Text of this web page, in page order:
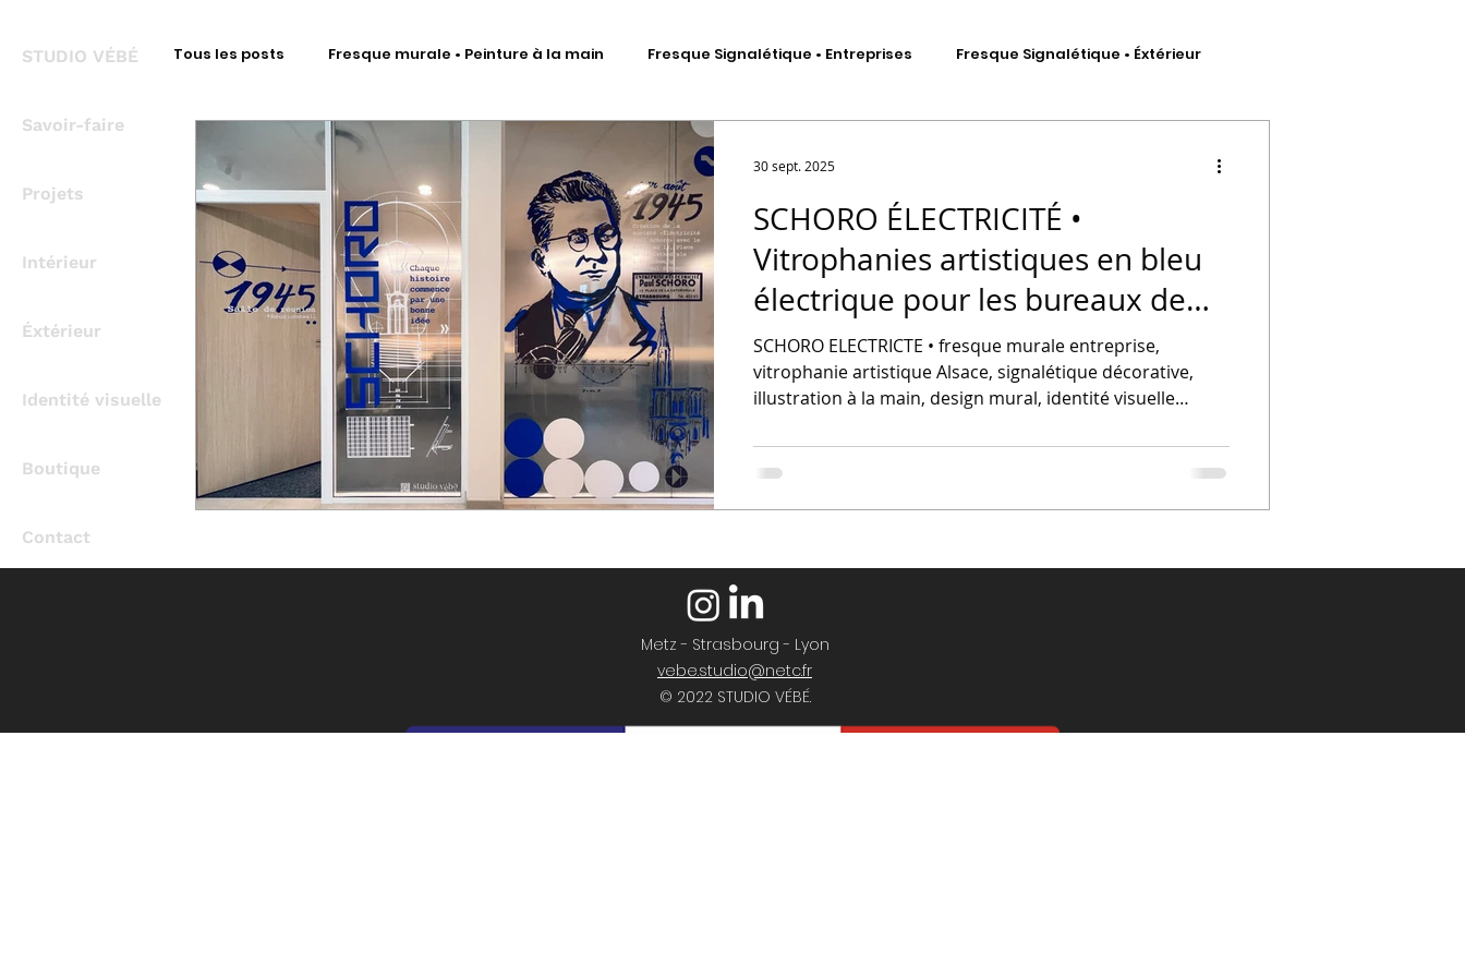
STUDIO VÉBÉ
Savoir-faire
Projets
Intérieur
Éxtérieur
Identité visuelle
Boutique
Contact
Tous les posts Fresque murale • Peinture à la main Fresque Signalétique • Entreprises Fresque Signalétique • Éxtérieur
Fresque Signalétique • Intérieur
Fresque Signalétique • Covering Fresque Signalétique • Sculptures DA • Identité visuelle
Fresque métal • Découpe à la forme Scénographie d'exposition Total covering véhicules artistique
Bureau d'Étude Signalétique
SCHORO ÉLECTRICITÉ •
Vitrophanies artistiques en bleu
électrique pour les bureaux de
l'entreprise
SCHORO ELECTRICTE • fresque murale entreprise,
vitrophanie artistique Alsace, signalétique décorative,
illustration à la main, design mural, identité visuelle
projet sur-mesure, art mural professionnel, vitrine,
vitrophanie floutée.
30 sept. 2025
Metz - Strasbourg - Lyon
vebe.studio@netc.fr
© 2022 STUDIO VÉBÉ.